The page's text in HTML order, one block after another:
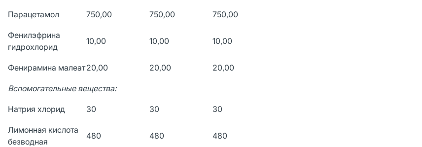
Парацетамол 750,00 750,00 750,00
Фенилэфрина
гидрохлорид
10,00 10,00 10,00
Фенирамина малеат20,00 20,00 20,00
Вспомогательные вещества:
Натрия хлорид 30 30 30
Лимонная кислота
безводная
480 480 480